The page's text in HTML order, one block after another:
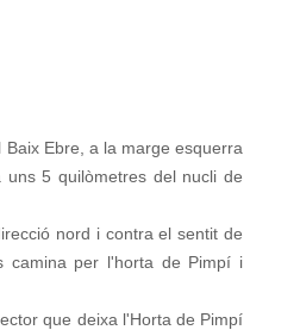
Ebre, a la marge esquerra
5 quilòmetres del nucli de
nord i contra el sentit de
camina per l'horta de Pimpí i
que deixa l'Horta de Pimpí